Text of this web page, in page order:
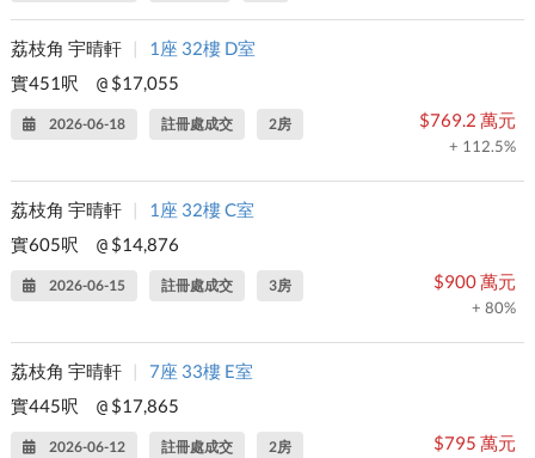
荔枝角 宇晴軒 |
1座 32樓 D室
實451呎
@ $17,055
2026-06-18 註冊處成交 2房 $769.2 萬元
+ 112.5%
荔枝角 宇晴軒 |
1座 32樓 C室
實605呎
@ $14,876
2026-06-15 註冊處成交 3房 $900 萬元
+ 80%
荔枝角 宇晴軒 |
7座 33樓 E室
實445呎
@ $17,865
2026-06-12 註冊處成交 2房 $795 萬元